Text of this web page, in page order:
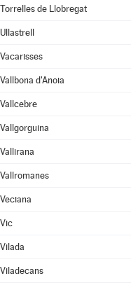
Torrelles de Llobregat
Ullastrell
Vacarisses
Vallbona d'Anoia
Vallcebre
Vallgorguina
Vallirana
Vallromanes
Veciana
Vic
Vilada
Viladecans